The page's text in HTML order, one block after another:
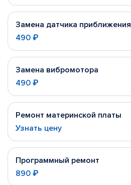
Замена датчика приближения
490 ₽
Замена вибромотора
490 ₽
Ремонт материнской платы
Узнать цену
Программный ремонт
890 ₽